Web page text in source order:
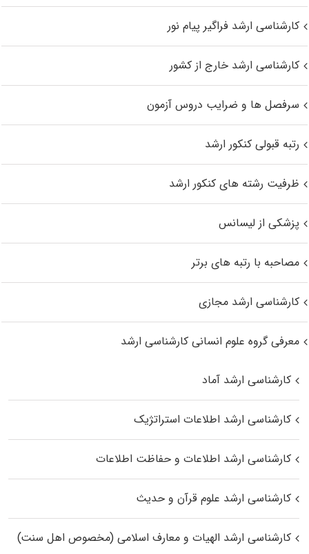
کارشناسی ارشد فراگیر پیام نور
کارشناسی ارشد خارج از کشور
سرفصل ها و ضرایب دروس آزمون
رتبه قبولی کنکور ارشد
ظرفیت رشته های کنکور ارشد
پزشکی از لیسانس
مصاحبه با رتبه های برتر
کارشناسی ارشد مجازی
معرفی گروه علوم انسانی کارشناسی ارشد
کارشناسی ارشد آماد
کارشناسی ارشد اطلاعات استراتژیک
کارشناسی ارشد اطلاعات و حفاظت اطلاعات
کارشناسی ارشد علوم قرآن و حدیث
کارشناسی ارشد الهیات و معارف اسلامی (مخصوص اهل سنت)